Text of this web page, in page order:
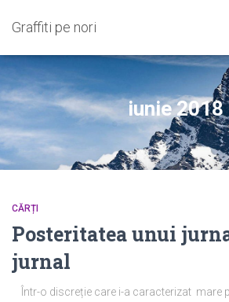
Graffiti pe nori
iunie 2018
CĂRȚI
Posteritatea unui
jurnal
Într-o discreție care i-a caracterizat mare